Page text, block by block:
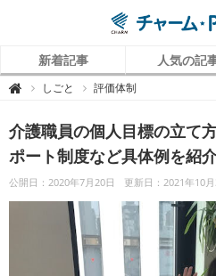
新着記事 人気の記
 チ
P
O
I
N
（
ャ
しごと 評価体制
介護職員の個人目標の立て
ポート制度など具体例を紹
公開日：2020年7月20日 更新日：2021年10